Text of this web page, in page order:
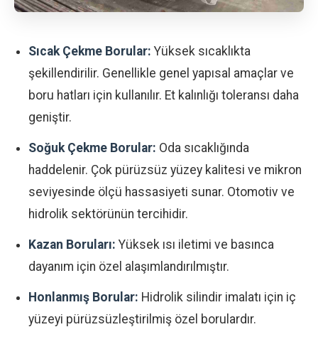
Sıcak Çekme Borular: Yüksek sıcaklıkta
şekillendirilir. Genellikle genel yapısal amaçlar ve
boru hatları için kullanılır. Et kalınlığı toleransı daha
geniştir.
Soğuk Çekme Borular: Oda sıcaklığında
haddelenir. Çok pürüzsüz yüzey kalitesi ve mikron
seviyesinde ölçü hassasiyeti sunar. Otomotiv ve
hidrolik sektörünün tercihidir.
Kazan Boruları: Yüksek ısı iletimi ve basınca
dayanım için özel alaşımlandırılmıştır.
Honlanmış Borular: Hidrolik silindir imalatı için iç
yüzeyi pürüzsüzleştirilmiş özel borulardır.